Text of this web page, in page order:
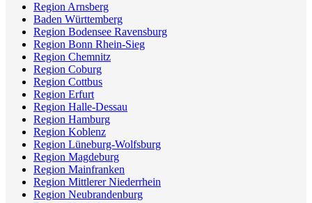
Region Arnsberg
Baden Württemberg
Region Bodensee Ravensburg
Region Bonn Rhein-Sieg
Region Chemnitz
Region Coburg
Region Cottbus
Region Erfurt
Region Halle-Dessau
Region Hamburg
Region Koblenz
Region Lüneburg-Wolfsburg
Region Magdeburg
Region Mainfranken
Region Mittlerer Niederrhein
Region Neubrandenburg